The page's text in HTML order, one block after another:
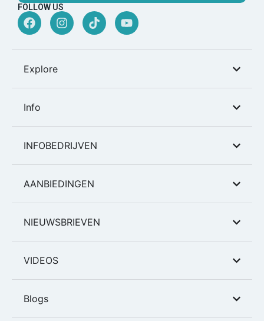
FOLLOW US
Explore
Info
INFOBEDRIJVEN
AANBIEDINGEN
NIEUWSBRIEVEN
VIDEOS
Blogs